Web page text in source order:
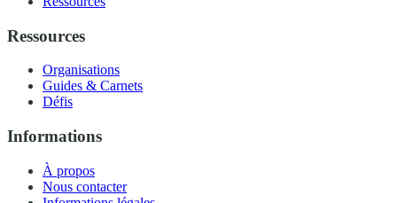
Ressources
Organisations
Guides & Carnets
Défis
Informations
À propos
Nous contacter